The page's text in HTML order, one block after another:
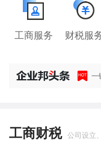
工商服务 财税服
一
工商财税 公司设立